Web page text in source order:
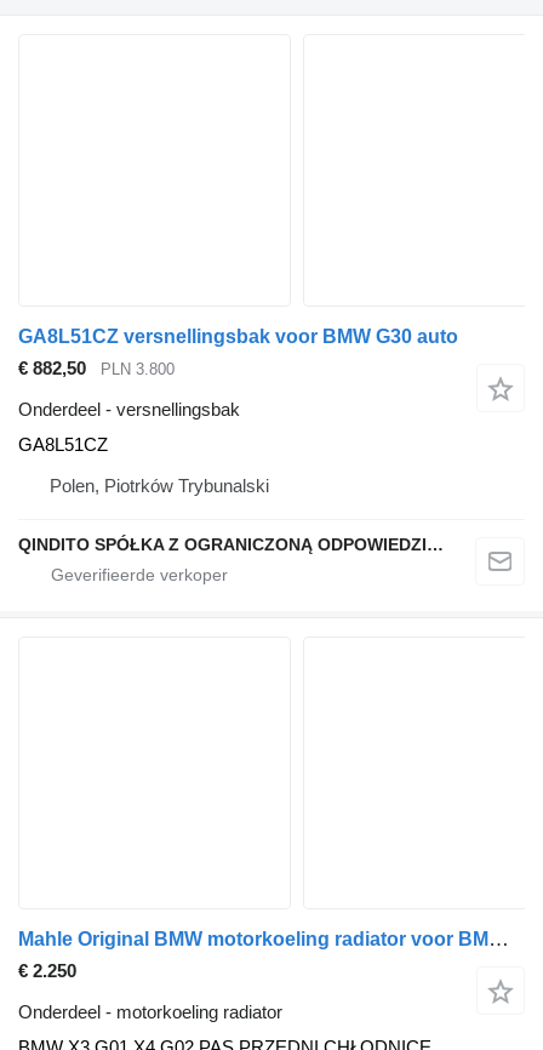
GA8L51CZ versnellingsbak voor BMW G30 auto
€ 882,50
PLN 3.800
Onderdeel - versnellingsbak
GA8L51CZ
Polen, Piotrków Trybunalski
QINDITO SPÓŁKA Z OGRANICZONĄ ODPOWIEDZIALNOŚCIĄ
Mahle Original BMW motorkoeling radiator voor BMW X3 G01 X4 G02 auto
€ 2.250
Onderdeel - motorkoeling radiator